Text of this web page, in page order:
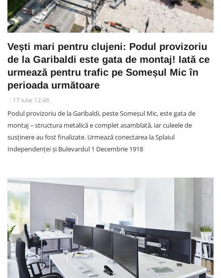
Vești mari pentru clujeni: Podul provizoriu
de la Garibaldi este gata de montaj! Iată ce
urmează pentru trafic pe Someșul Mic în
perioada următoare
17 Iulie 12:46
Podul provizoriu de la Garibaldi, peste Someșul Mic, este gata de
montaj – structura metalică e complet asamblată, iar culeele de
susținere au fost finalizate. Urmează conectarea la Splaiul
Independenței și Bulevardul 1 Decembrie 1918